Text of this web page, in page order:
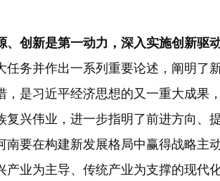
创新是第一动力，深入实施创新驱
务并作出一系列重要论述，阐明了
是习近平经济思想的又一重大成果
兴伟业，进一步指明了前进方向、
要在构建新发展格局中赢得战略主
业为主导、传统产业为支撑的现代